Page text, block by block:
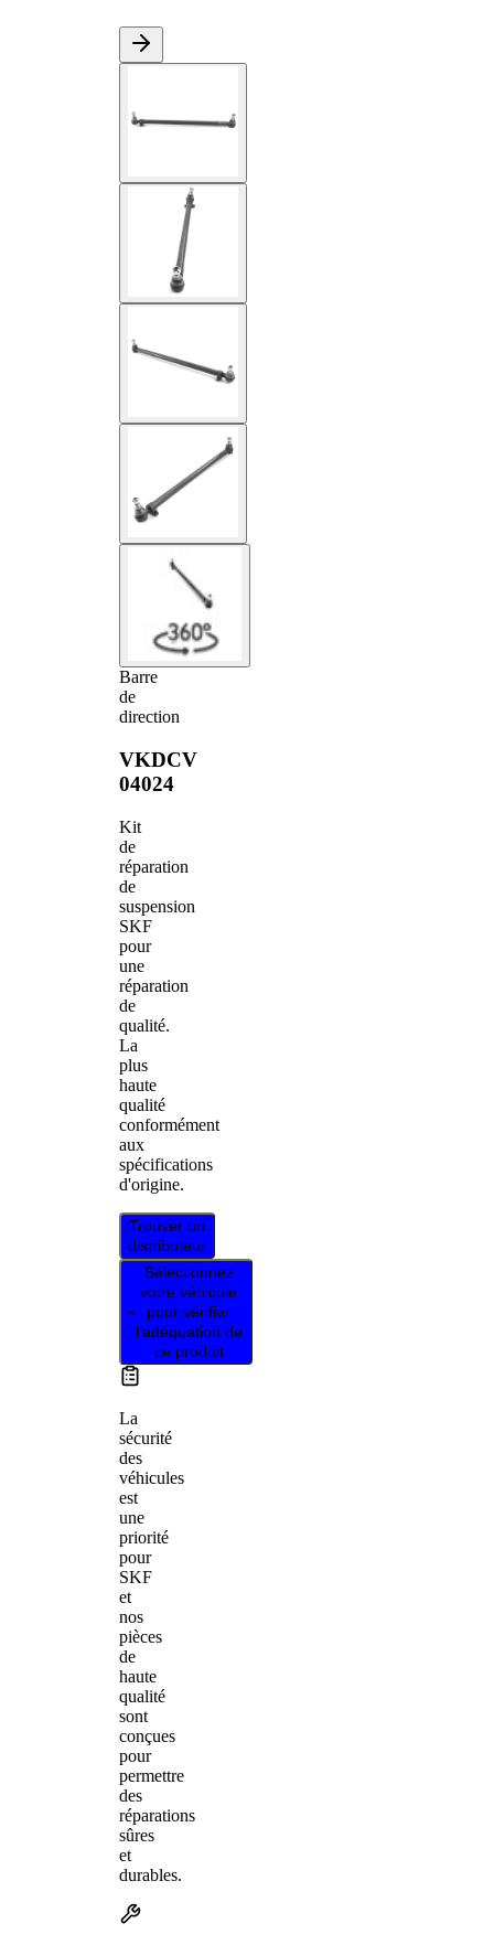
Barre
de
direction
VKDCV
04024
Kit
de
réparation
de
suspension
SKF
pour
une
réparation
de
qualité.
La
plus
haute
qualité
conformément
aux
spécifications
d'origine.
Trouver un
distributeur
Sélectionnez
votre véhicule
pour vérifier
l’adéquation de
ce produit
La
sécurité
des
véhicules
est
une
priorité
pour
SKF
et
nos
pièces
de
haute
qualité
sont
conçues
pour
permettre
des
réparations
sûres
et
durables.